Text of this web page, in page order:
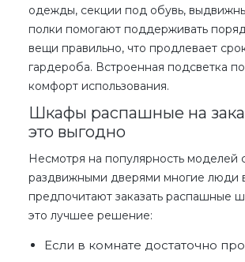
одежды, секции под обувь,
полки помогают поддерживать
вещи правильно, что продлевает
гардероба. Встроенная подсветка
комфорт использования.
Шкафы распашные на
это выгодно
Несмотря на популярность моделей
раздвижными дверями многие люди
предпочитают заказать распашные
это лучшее решение:
Если в комнате достаточно